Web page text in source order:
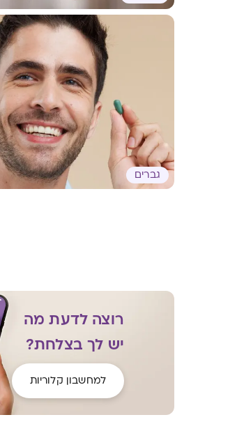
גברים
רוצה לדעת מה
יש לך בצלחת?
למחשבון קלוריות